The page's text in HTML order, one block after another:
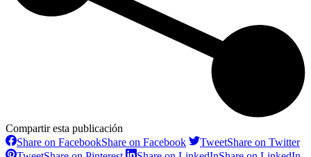
Compartir esta publicación
Share on FacebookShare on Facebook TweetShare on Twitter